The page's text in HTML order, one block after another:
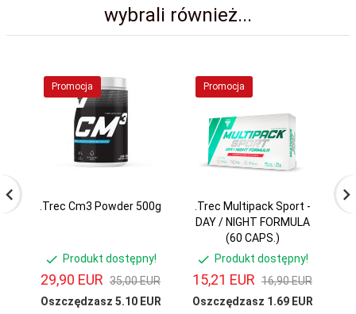
wybrali również...
Promocja
.Trec Cm3 Powder 500g
Produkt dostępny!
29,90 EUR 35,00 EUR
Oszczędzasz 5.10 EUR
Promocja
.Trec Multipack Sport -
DAY / NIGHT FORMULA
(60 CAPS.)
Produkt dostępny!
15,21 EUR 16,90 EUR
Oszczędzasz 1.69 EUR